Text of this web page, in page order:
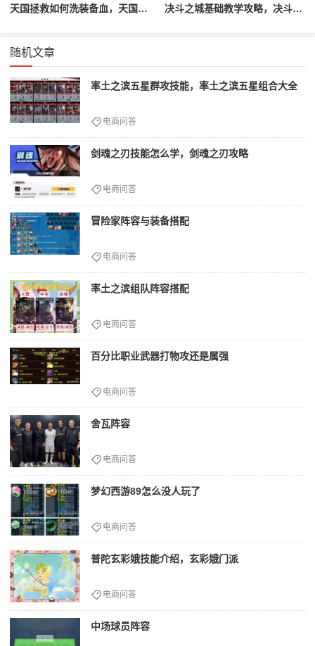
天国拯救如何洗装备血，天国拯救怎么洗衣服 决斗之城基础教学攻略，决斗之城教学攻略2111
随机文章
率土之滨五星群攻技能，率土之滨五星组合大全
电商问答
剑魂之刃技能怎么学，剑魂之刃攻略
电商问答
冒险家阵容与装备搭配
电商问答
率土之滨组队阵容搭配
电商问答
百分比职业武器打物攻还是属强
电商问答
舍瓦阵容
电商问答
梦幻西游89怎么没人玩了
电商问答
普陀玄彩娥技能介绍，玄彩娥门派
电商问答
中场球员阵容